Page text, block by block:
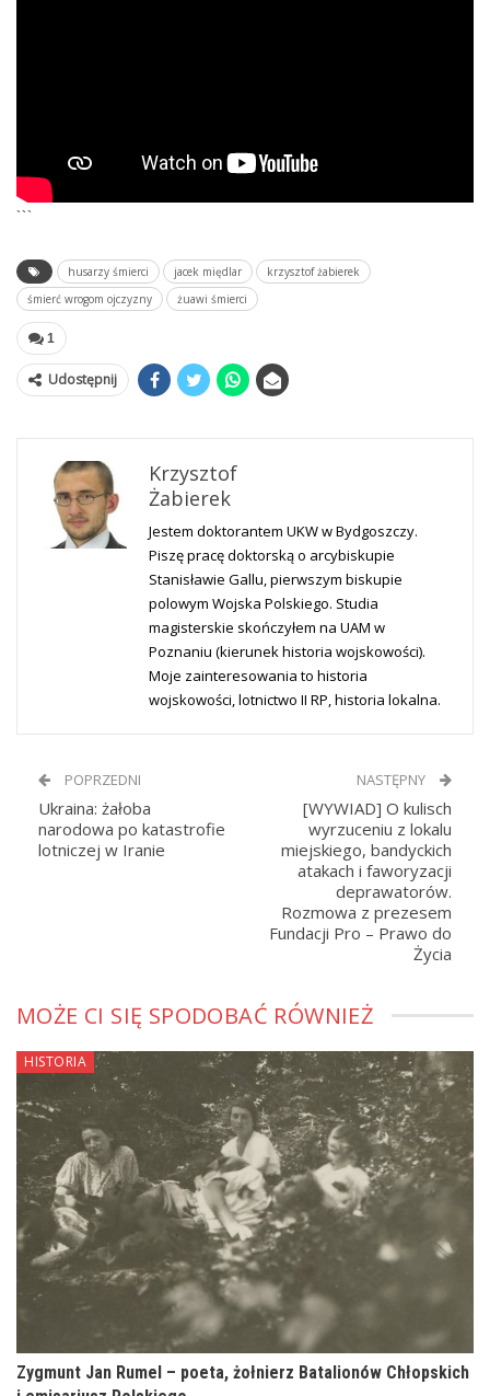
```
husarzy śmierci jacek międlar
krzysztof żabierek
śmierć wrogom ojczyzny
żuawi śmierci
1
Udostępnij
Krzysztof
Żabierek
Jestem doktorantem UKW w Bydgoszczy.
Piszę pracę doktorską o arcybiskupie
Stanisławie Gallu, pierwszym biskupie
polowym Wojska Polskiego. Studia
magisterskie skończyłem na UAM w
Poznaniu (kierunek historia wojskowości).
Moje zainteresowania to historia
wojskowości, lotnictwo II RP, historia lokalna.
POPRZEDNI
Ukraina: żałoba
narodowa po katastrofie
lotniczej w Iranie
NASTĘPNY
[WYWIAD] O kulisch
wyrzuceniu z lokalu
miejskiego, bandyckich
atakach i faworyzacji
deprawatorów.
Rozmowa z prezesem
Fundacji Pro – Prawo do
Życia
MOŻE CI SIĘ SPODOBAĆ RÓWNIEŻ
HISTORIA
Zygmunt Jan Rumel – poeta, żołnierz Batalionów Chłopskich